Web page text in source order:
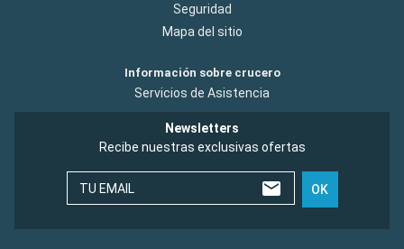
Seguridad
Mapa del sitio
Información sobre crucero
Servicios de Asistencia
Newsletters
Recibe nuestras exclusivas ofertas
TU EMAIL OK